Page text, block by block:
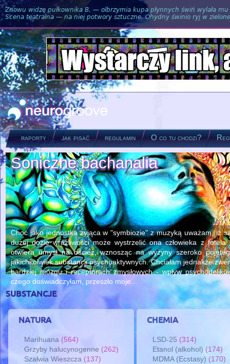
Znowu widzę pułkownika B. — olbrzymia kupa płynnych świń wylała
Scena teatralna — na niej potwory sztuczne. Ohydny świnio ryj w
raporty jak pisać regulamin O co tu chodzi?
Soniczne bachanalia
Choć jako jednostka żyjąca w "symbiozie" z muzyką uważam, iż
dużej dozie wrażliwości może wystrzelić ona człowieka z
otwiera umysł na oścież, wznosząc na wyżyny szeroko
jakichkolwiek substancji psychoaktywnych. Chciałam jednakże
bardziej mózgu i receptorach zmysłowych - wpływ
czego doświadczyłam, przeszło moje...
substancje
natura
Marihuana (564)
Grzyby halucynogenne (262)
Szałwia Wieszcza (137)
chemia
LSD-25 (314)
Etanol (alkohol) (174)
MDMA (Ecstasy) (170)